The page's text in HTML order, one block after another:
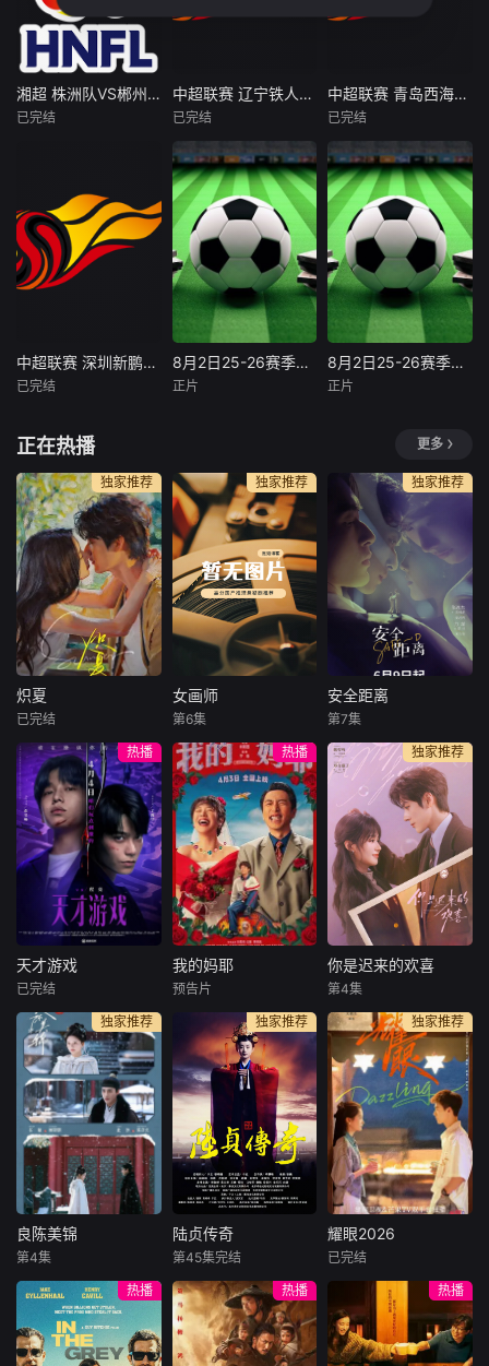
湘超 株洲队VS郴州队20260802 湘超 株洲队VS郴州队20260802
已完结
中超联赛 辽宁铁人楠波湾VS上海申花20260802 中超联赛 辽宁铁人楠波湾VS上海申花20260802
已完结
中超联赛 青岛西海岸VS青岛海牛20260802 中超联赛 青岛西海岸VS青岛海牛20260802
已完结
中超联赛 深圳新鹏城VS重庆铜梁龙20260802 中超联赛 深圳新鹏城VS重庆铜梁龙20260802
已完结
8月2日25-26赛季山东齐鲁足球超级联赛 济南队VS威海文旅集团队 8月2日25-26赛季山东齐鲁足球超级联赛 济南队VS威海文旅集团队
正片
8月2日25-26赛季中超联赛 深圳新鹏城VS重庆铜梁龙 8月2日25-26赛季中超联赛 深圳新鹏城VS重庆铜梁龙
正片
正在热播 更多
独家推荐
炽夏
赵英博
每天 更2该剧改编
自甜醋鱼的小说
《坠落》。看似外
表乖巧实则敢爱敢
恨的学霸周挽（包
上恩饰），在高三
那年夏天意外与叛
逆不羁、抵抗家族
束缚的陆氏太子爷
陆西骁（周柯宇
人在谎言与真诚中
碰撞纠缠，
炽夏
已完结
独家推荐
女画师
陈名豪
类型：古装爱情、
职场创业 播出
平台：湖南卫视、
芒果TV 出品
方：芒果TV、大芒
剧场 时长：10
分钟X18集 开
机时间：10月中下
旬 拍摄地点：
横店 拍摄周
制：周山、刘幕天
女画师
第6集
独家推荐
安全距离
王嘉浩
文物修复师姜寻意
外卷入间谍案件，
成为国安干警沈殊
途的调查对象， 在
间谍迷局与国家使
命的博弈中，两人
从相互怀疑逐渐走
向信任与心动，最
终在“守护山河，也
守护你”的共同信念
安全距离
第7集
热播
天才游戏
李蔓瑄
穷途末路的天才
少年刘全龙（彭昱
畅 饰），被偏执富
家公子陈伦（丁禹
兮 饰）选中，被迫
踏入一场为他量身
打造的“换命游
戏”。豪华别墅、名
车名表、神秘女友
全部备齐，在陈伦
全龙瞬间拥有顶配
人生
天才游戏
已完结
热播
我的妈耶
黄明昊
十一（黄明昊 饰）
从小由父亲张永勋
（白客 饰）独自抚
养长大，自出生时
就离世的妈妈东玉
（马思纯 饰）对于
他而言则是陌生人
般的存在。处于青
春叛逆期的十一，
在自己18岁生日这
「妈妈的日记」。
我的妈耶
预告片
独家推荐
你是迟来的欢喜
郑合惠子
李俊贤
28岁的阮喻以自己
的情感经历为原型
创作小说并发布在
网上。但没想到，
她的小说情节被网
友指出有抄袭嫌
疑。阮喻决定维
权，几经波折确定
合作的知识产权律
暗恋对象、也是自
己小说男主的原型
许淮颂。两
你是迟来的欢喜
第4集
独家推荐
良陈美锦
董思成
根据沉香灰烬的同
名小说改编。顾家
良陈美锦
第4集
独家推荐
陆贞传奇
乔任梁
南北朝时期，王朝
变异，兵荒马乱，
陆贞传奇
第45集完结
独家推荐
耀眼2026
每天 更2讲述了落
难千金晴也和小镇
耀眼2026
已完结
热播
热播 热播